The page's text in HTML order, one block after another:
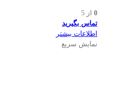
0 از 5
تماس بگیرید
اطلاعات بیشتر
نمایش سریع